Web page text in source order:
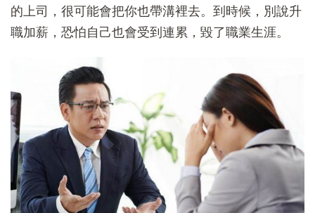
的上司，很可能會把你也帶溝裡去。到時候，別說升
職加薪，恐怕自己也會受到連累，毀了職業生涯。